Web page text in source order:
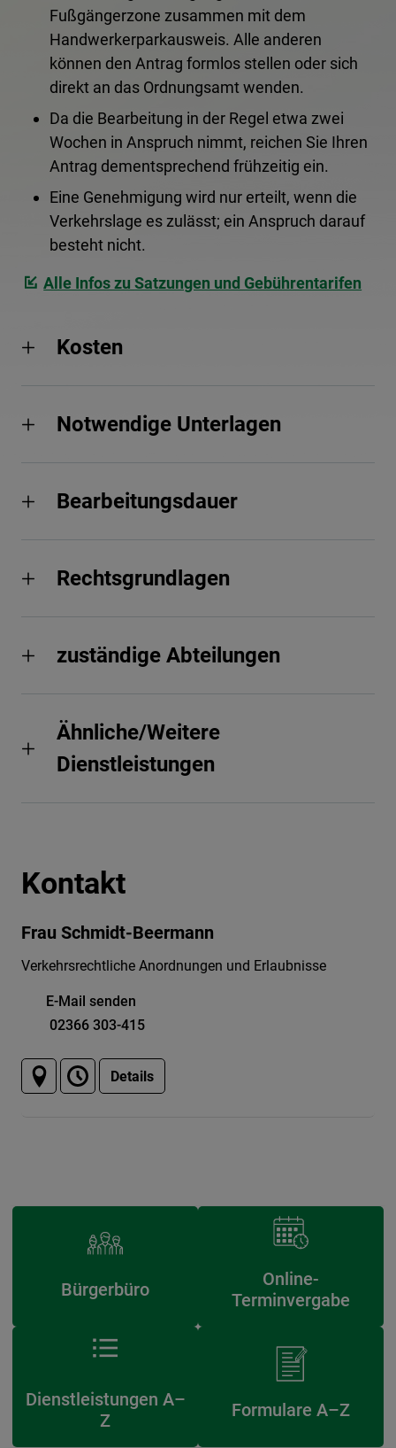
Fußgängerzone zusammen mit dem
Handwerkerparkausweis. Alle anderen
können den Antrag formlos stellen oder sich
direkt an das Ordnungsamt wenden.
Da die Bearbeitung in der Regel etwa zwei
Wochen in Anspruch nimmt, reichen Sie Ihren
Antrag dementsprechend frühzeitig ein.
Eine Genehmigung wird nur erteilt, wenn die
Verkehrslage es zulässt; ein Anspruch darauf
besteht nicht.
Alle Infos zu Satzungen und Gebührentarifen
Kosten
Notwendige Unterlagen
Bearbeitungsdauer
Rechtsgrundlagen
zuständige Abteilungen
Ähnliche/Weitere
Dienstleistungen
Kontakt
Frau Schmidt-Beermann
Verkehrsrechtliche Anordnungen und Erlaubnisse
E-Mail senden
02366 303-415
Details
Bürgerbüro
Online-
Terminvergabe
Dienstleistungen A–
Z
Formulare A–Z